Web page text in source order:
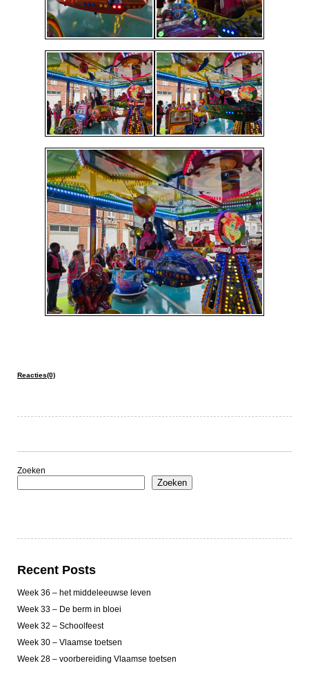
Reacties(0)
Zoeken
Zoeken
Recent Posts
Week 36 – het middeleeuwse leven
Week 33 – De berm in bloei
Week 32 – Schoolfeest
Week 30 – Vlaamse toetsen
Week 28 – voorbereiding Vlaamse toetsen